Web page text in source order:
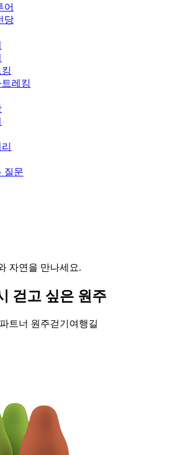
어
당
레킹
질문
자연을 만나세요.
걷고 싶은 원주
트너 원주걷기여행길